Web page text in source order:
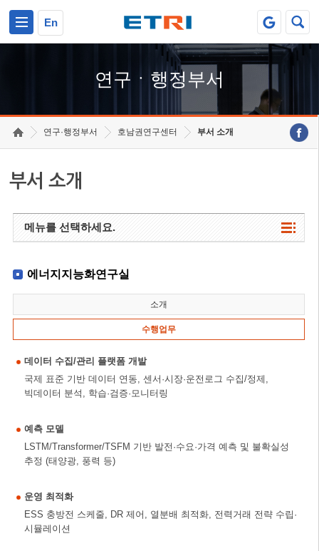
En
연구ㆍ행정부서
연구·행정부서 호남권연구센터 부서 소개
부서 소개
메뉴를 선택하세요.
에너지지능화연구실
소개
수행업무
데이터 수집/관리 플랫폼 개발
국제 표준 기반 데이터 연동, 센서·시장·운전로그 수집/정제,
빅데이터 분석, 학습·검증·모니터링
예측 모델
LSTM/Transformer/TSFM 기반 발전·수요·가격 예측 및 불확실성
추정 (태양광, 풍력 등)
운영 최적화
ESS 충방전 스케줄, DR 제어, 열분배 최적화, 전력거래 전략 수립·
시뮬레이션